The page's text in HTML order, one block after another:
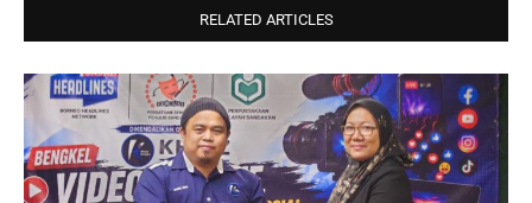
RELATED ARTICLES